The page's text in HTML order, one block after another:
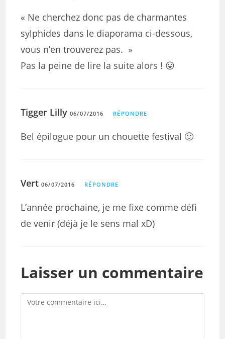
« Ne cherchez donc pas de charmantes
sylphides dans le diaporama ci-dessous,
vous n’en trouverez pas. »
Pas la peine de lire la suite alors ! 😛
Tigger Lilly 06/07/2016 RÉPONDRE
Bel épilogue pour un chouette festival 🙂
Vert 06/07/2016 RÉPONDRE
L’année prochaine, je me fixe comme défi
de venir (déjà je le sens mal xD)
Laisser un commentaire